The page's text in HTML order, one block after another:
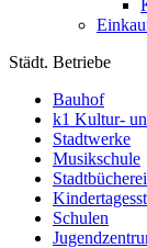
Städt. Betriebe
Bauhof
k1 Kultur-
Stadtwerke
Musikschule
Stadtbücherei
Schulen